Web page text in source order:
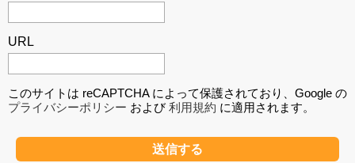
URL
このサイトは reCAPTCHA によって保護されており、Google の
プライバシーポリシー および利用規約 に適用されます。